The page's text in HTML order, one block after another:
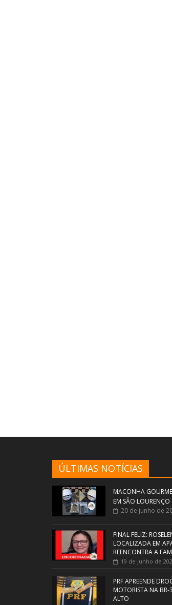
ÚLTIMAS NOTÍCIAS
MACONHA
EM SÃO LOURENÇO
20 de junho de
FINAL FELIZ:
LOCALIZADA EM
REENCONTRA A
19 de junho de
PRF APREENDE
MOTORISTA NA BR-
ALTO